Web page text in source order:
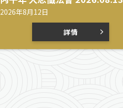
2026年8月12日
詳情